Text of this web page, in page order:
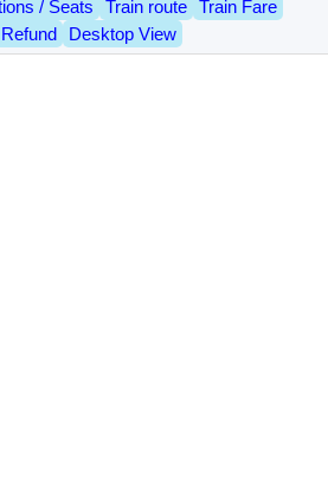
/ Seats
Train route
Train Fare
Desktop View